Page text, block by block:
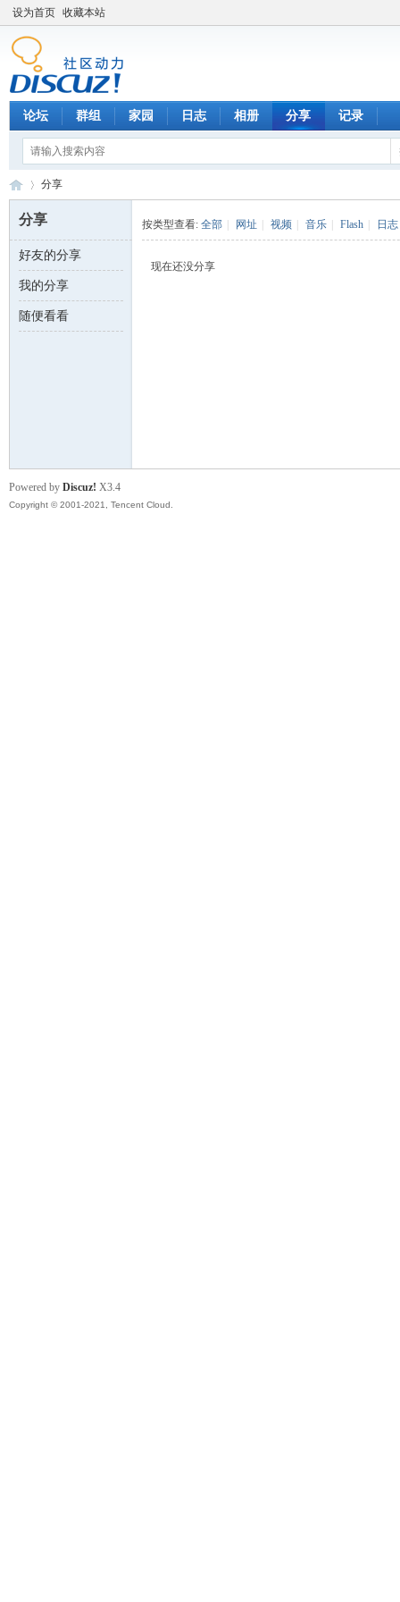
设为首页 收藏本站
论坛 群组 家园 日志 相册 分享 记录
数 ›
分享
分享
好友的分享
我的分享
随便看看
按类型查看: 全部 网址 视频 音乐 Flash 日志
现在还没分享
Powered by Discuz! X3.4
Copyright © 2001-2021, Tencent Cloud.